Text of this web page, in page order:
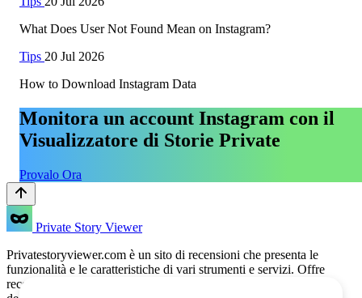
What Does User Not Found Mean on Instagram?
Tips 20 Jul 2026
How to Download Instagram Data
Monitora un account Instagram con il
Visualizzatore di Storie Private
Provalo Ora
Private Story Viewer
Privatestoryviewer.com è un sito di recensioni che presenta le
funzionalità e le caratteristiche di vari strumenti e servizi. Offre
recensioni dettagliate e confronti per aiutare gli utenti a prendere